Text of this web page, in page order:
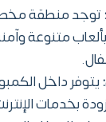
توجد منطقة
متنوعة
يتوفر داخل
بخدمات